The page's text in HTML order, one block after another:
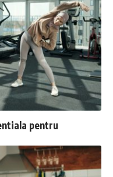
pentru